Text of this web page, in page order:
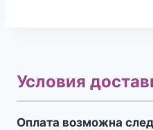
Условия
Оплата возможна